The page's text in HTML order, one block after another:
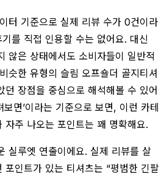
터 기준으로 실제 리뷰 수가 0건이라
를 직접 인용할 수는 없어요. 대신
않은 상태에서도 소비자들이 일반적
슷한 유형의 슬림 오프숄더 골지티셔
던 장점을 중심으로 해석해볼 수 있어
면’이라는 기준으로 보면, 이런 카테
자주 나오는 포인트는 꽤 명확해요.
실루엣 연출이에요. 실제 리뷰를 살
포인트가 있는 티셔츠는 “평범한 긴팔